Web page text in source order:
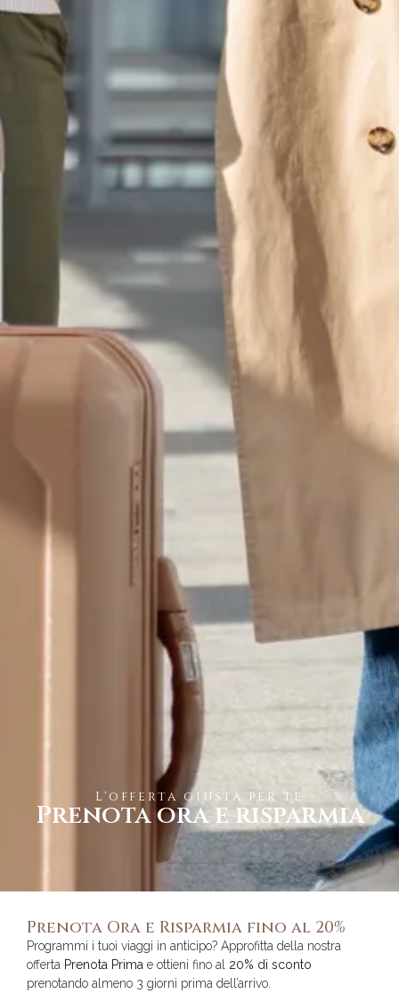
L'offerta giusta per te
Prenota ora e risparmia
Prenota Ora e Risparmia fino al 20%
Programmi i tuoi viaggi in anticipo? Approfitta della nostra
offerta Prenota Prima e ottieni fino al 20% di sconto
prenotando almeno 3 giorni prima dell’arrivo.